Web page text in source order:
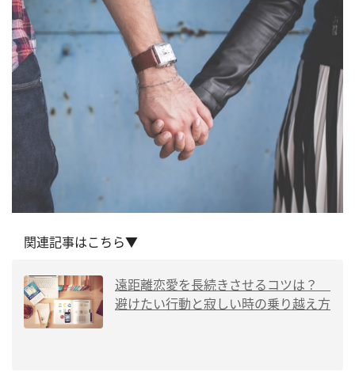
関連記事はこちら▼
遠距離恋愛を長続きさせるコツは？
避けたい行動と寂しい時の乗り越え方